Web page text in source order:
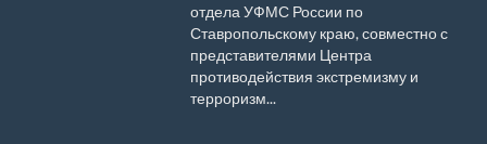
отдела УФМС России по
Ставропольскому краю, совместно с
представителями Центра
противодействия экстремизму и
терроризм...